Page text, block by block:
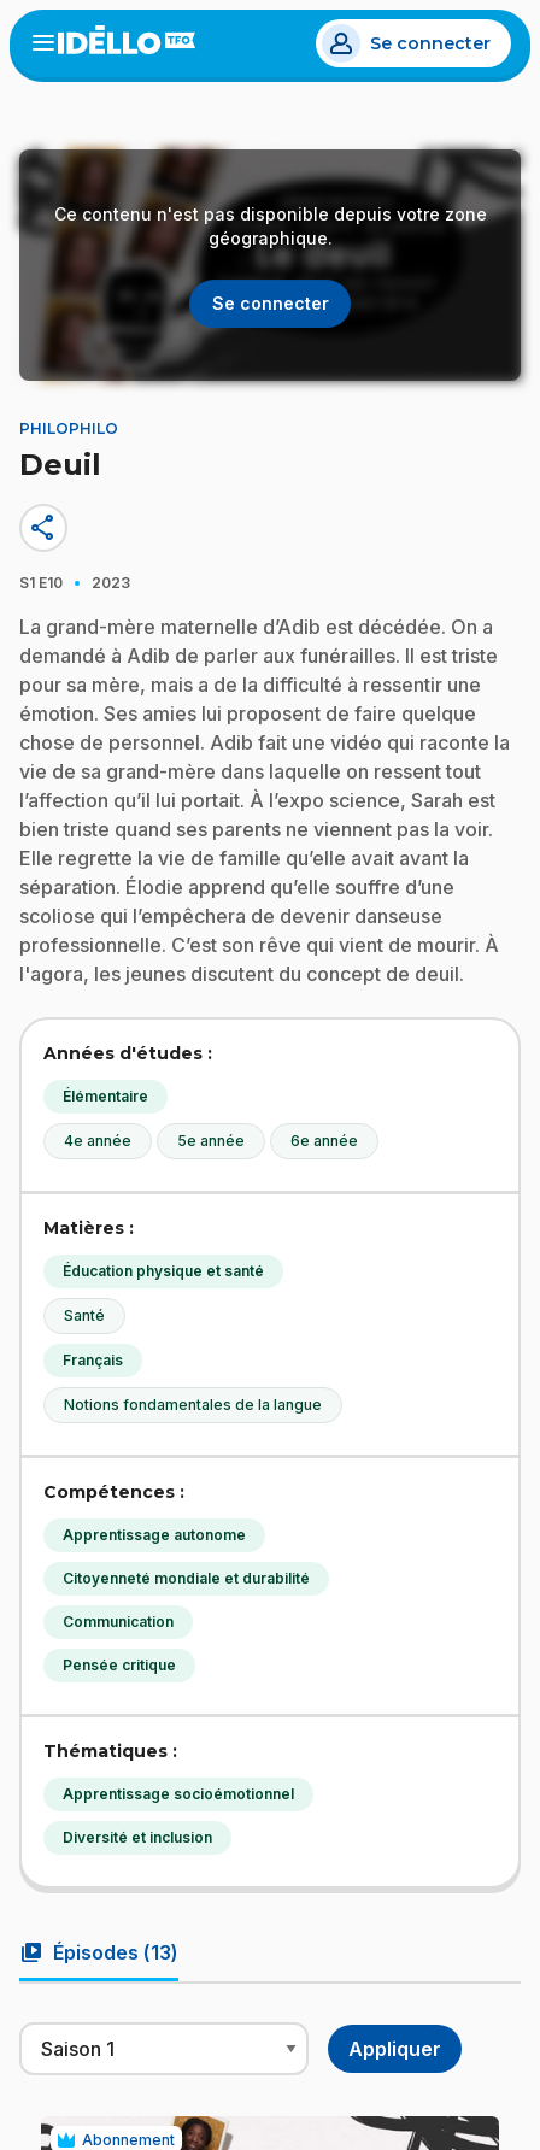
Aller
au
contenu
Open
menu
Se connecter
Ce contenu n'est pas disponible depuis votre zone
géographique.
Se connecter
PHILOPHILO
Deuil
share
S1 E10 · 2023
La grand-mère maternelle d’Adib est décédée. On a
demandé à Adib de parler aux funérailles. Il est triste
pour sa mère, mais a de la difficulté à ressentir une
émotion. Ses amies lui proposent de faire quelque
chose de personnel. Adib fait une vidéo qui raconte la
vie de sa grand-mère dans laquelle on ressent tout
l’affection qu’il lui portait. À l’expo science, Sarah est
bien triste quand ses parents ne viennent pas la voir.
Elle regrette la vie de famille qu’elle avait avant la
séparation. Élodie apprend qu’elle souffre d’une
scoliose qui l’empêchera de devenir danseuse
professionnelle. C’est son rêve qui vient de mourir. À
l'agora, les jeunes discutent du concept de deuil.
Années d'études :
Élémentaire
4e année 5e année 6e année
Matières :
Éducation physique et santé
Santé
Français
Notions fondamentales de la langue
Compétences :
Apprentissage autonome
Citoyenneté mondiale et durabilité
Communication
Pensée critique
Thématiques :
Apprentissage socioémotionnel
Diversité et inclusion
video_library Épisodes (13)
Abonnement